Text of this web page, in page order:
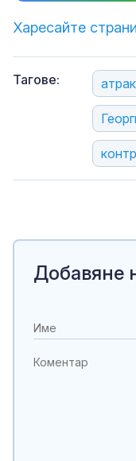
Харесайте
Тагове:
Добавяне